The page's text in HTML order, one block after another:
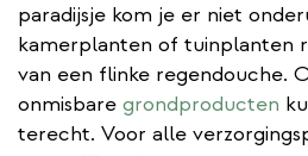
paradijsje kom je er niet
kamerplanten of tuinplanten
van een flinke regendouche.
onmisbare grondproducten
terecht. Voor alle